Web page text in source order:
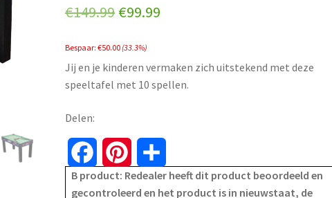
€149.99 Original
was:
€149.99.
€99.99
is:
€99.99.
Bespaar:€50.00(33.3%)
Jij en je kinderen vermaken zich uitstekend met deze
speeltafel met 10 spellen.
Delen:
a i h
B product: Redealer heeft dit product beoordeeld en
gecontroleerd en het product is in nieuwstaat, de